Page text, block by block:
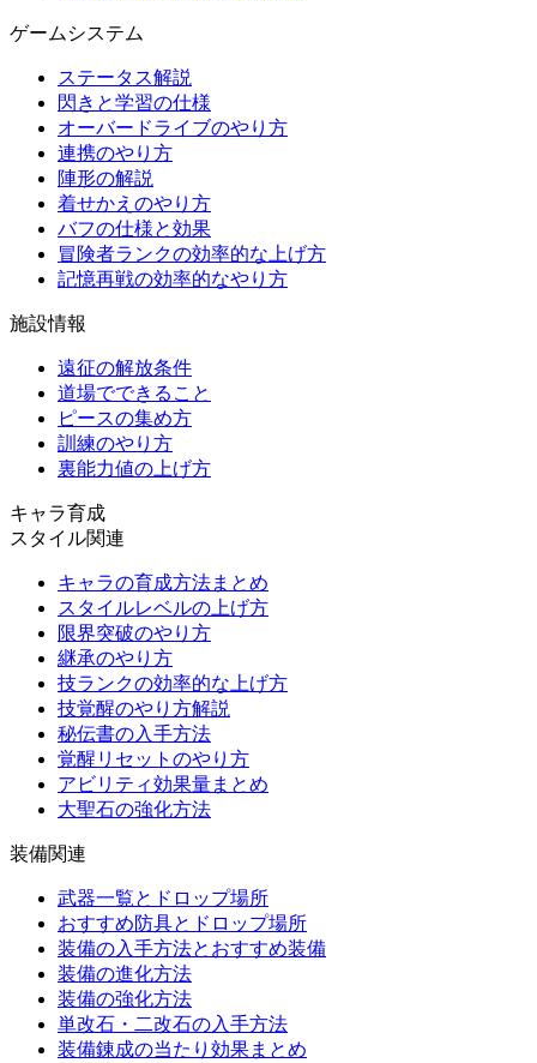
ゲームシステム
ステータス解説
閃きと学習の仕様
オーバードライブのやり方
連携のやり方
陣形の解説
着せかえのやり方
バフの仕様と効果
冒険者ランクの効率的な上げ方
記憶再戦の効率的なやり方
施設情報
遠征の解放条件
道場でできること
ピースの集め方
訓練のやり方
裏能力値の上げ方
キャラ育成
スタイル関連
キャラの育成方法まとめ
スタイルレベルの上げ方
限界突破のやり方
継承のやり方
技ランクの効率的な上げ方
技覚醒のやり方解説
秘伝書の入手方法
覚醒リセットのやり方
アビリティ効果量まとめ
大聖石の強化方法
装備関連
武器一覧とドロップ場所
おすすめ防具とドロップ場所
装備の入手方法とおすすめ装備
装備の進化方法
装備の強化方法
単改石・二改石の入手方法
装備錬成の当たり効果まとめ